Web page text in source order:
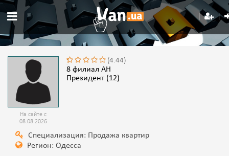
На сайте с
08.08.2026
(4.44)
8 филиал АН
Президент (12)
Специализация: Продажа квартир
Регион: Одесса